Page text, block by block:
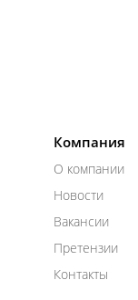
Компания
О компании
Новости
Вакансии
Претензии
Контакты